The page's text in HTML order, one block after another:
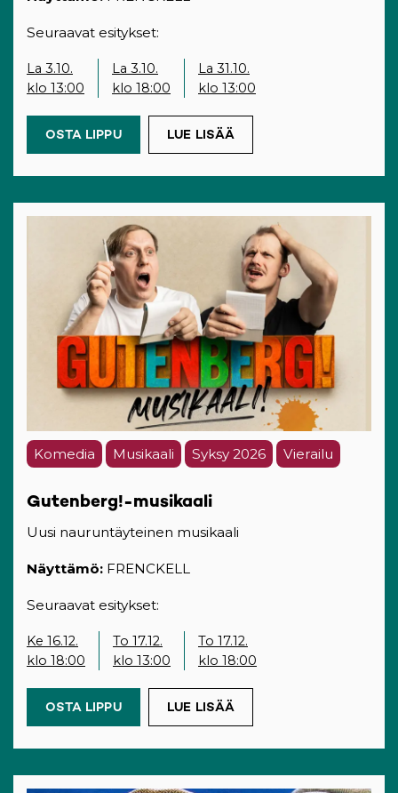
Seuraavat esitykset:
La 3.10.
klo 13:00
La 3.10.
klo 18:00
La 31.10.
klo 13:00
OSTA LIPPU(OPENS IN A NEW TAB)
LUE LISÄÄ
Komedia Musikaali Syksy 2026 Vierailu
Gutenberg!-musikaali
Uusi nauruntäyteinen musikaali
Näyttämö: FRENCKELL
Seuraavat esitykset:
Ke 16.12.
klo 18:00
To 17.12.
klo 13:00
To 17.12.
klo 18:00
OSTA LIPPU(OPENS IN A NEW TAB)
LUE LISÄÄ